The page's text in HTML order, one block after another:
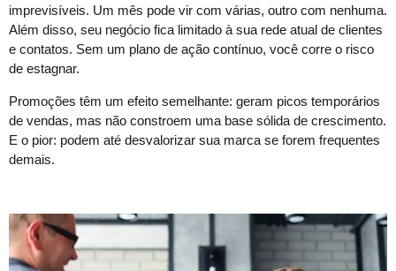
imprevisíveis. Um mês pode vir com várias, outro com nenhuma.
Além disso, seu negócio fica limitado à sua rede atual de clientes
e contatos. Sem um plano de ação contínuo, você corre o risco
de estagnar.
Promoções têm um efeito semelhante: geram picos temporários
de vendas, mas não constroem uma base sólida de crescimento.
E o pior: podem até desvalorizar sua marca se forem frequentes
demais.